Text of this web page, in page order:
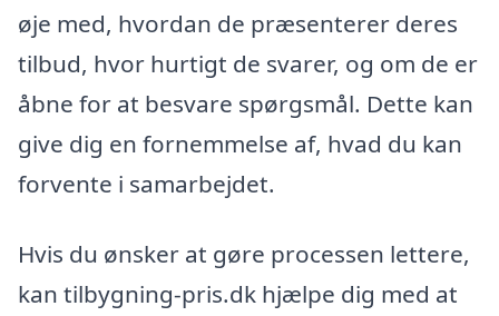
øje med, hvordan de præsenterer deres
tilbud, hvor hurtigt de svarer, og om de er
åbne for at besvare spørgsmål. Dette kan
give dig en fornemmelse af, hvad du kan
forvente i samarbejdet.
Hvis du ønsker at gøre processen lettere,
kan tilbygning-pris.dk hjælpe dig med at